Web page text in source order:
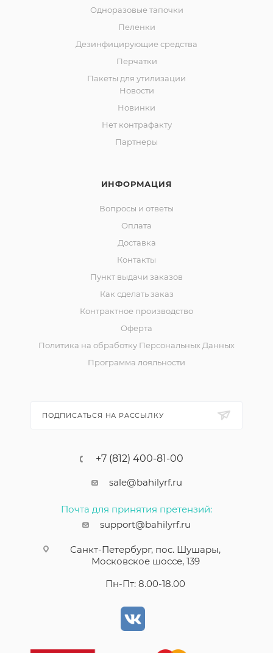
Одноразовые тапочки
Пеленки
Дезинфицирующие средства
Перчатки
Пакеты для утилизации
Новости
Новинки
Нет контрафакту
Партнеры
ИНФОРМАЦИЯ
Вопросы и ответы
Оплата
Доставка
Контакты
Пункт выдачи заказов
Как сделать заказ
Контрактное производство
Оферта
Политика на обработку Персональных Данных
Программа лояльности
ПОДПИСАТЬСЯ НА РАССЫЛКУ
+7 (812) 400-81-00
sale@bahilyrf.ru
Почта для принятия претензий:
support@bahilyrf.ru
Санкт-Петербург, пос. Шушары,
Московское шоссе, 139
Пн-Пт: 8.00-18.00